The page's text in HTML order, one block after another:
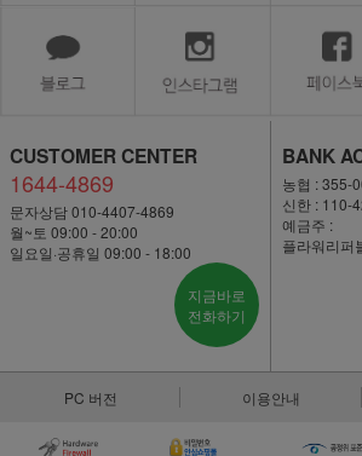
CUSTOMER CENTER
1644-4869
문자상담 010-4407-4869
월~토 09:00 - 20:00
일요일·공휴일 09:00 - 18:00
지금바로
전화하기
BANK
농협 : 355-
신한 : 110-
예금주 :
플라워리퍼
PC 버전 이용안내